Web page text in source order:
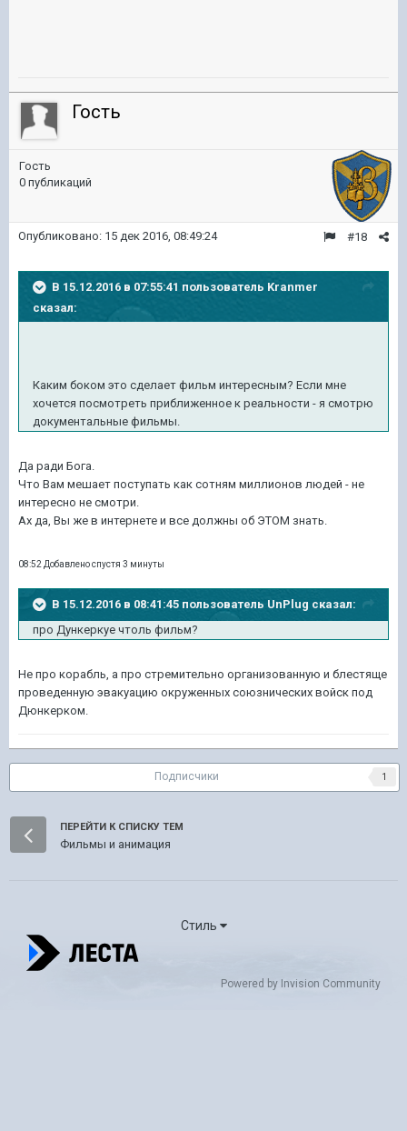
Гость
Гость
0 публикаций
#18
Опубликовано: 15 дек 2016, 08:49:24
В 15.12.2016 в 07:55:41 пользователь Kranmer
сказал:
Каким боком это сделает фильм интересным? Если мне
хочется посмотреть приближенное к реальности - я смотрю
документальные фильмы.
Да ради Бога.
Что Вам мешает поступать как сотням миллионов людей - не
интересно не смотри.
Ах да, Вы же в интернете и все должны об ЭТОМ знать.
08:52 Добавлено спустя 3 минуты
В 15.12.2016 в 08:41:45 пользователь UnPlug сказал:
про Дункеркуе чтоль фильм?
Не про корабль, а про стремительно организованную и блестяще
проведенную эвакуацию окруженных союзнических войск под
Дюнкерком.
Подписчики 1
ПЕРЕЙТИ К СПИСКУ ТЕМ
Фильмы и анимация
Стиль
Powered by Invision Community